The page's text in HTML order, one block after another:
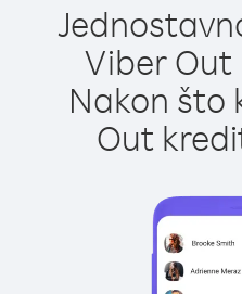
Viber
Nakon što
Out